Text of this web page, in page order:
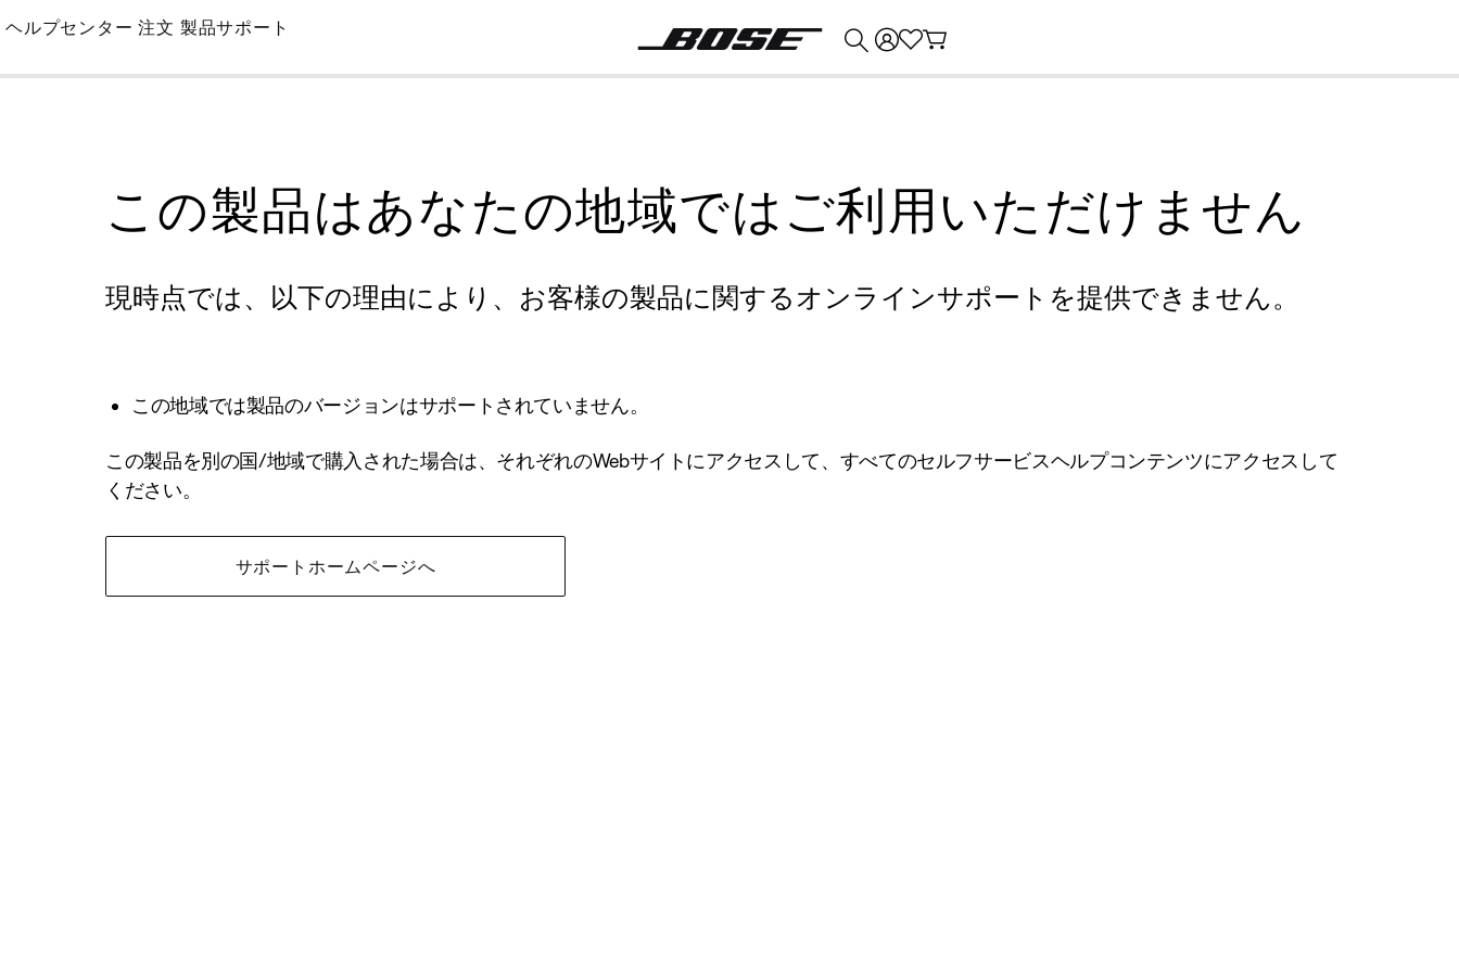
Skip
Main
ヘルプセンター 注文 製品サポート
この製品はあなたの地域ではご利用いただけません
現時点では、以下の理由により、お客様の製品に関するオンラインサポートを提供できません。
この地域では製品のバージョンはサポートされていません。
この製品を別の国/地域で購入された場合は、それぞれのWebサイトにアクセスして、すべてのセルフサービスヘルプコンテンツにアクセスして
ください。
サポートホームページへ